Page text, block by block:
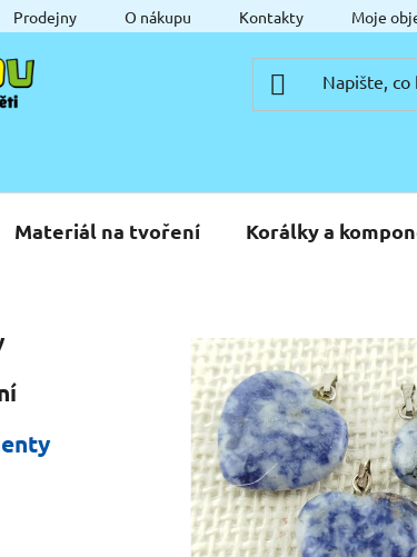
Prodejny O nákupu Kontakty Moje
Materiál na tvoření Korálky a